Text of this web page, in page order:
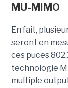
MU-MIMO
En fait,
seront en
ces puces
technologie
multiple